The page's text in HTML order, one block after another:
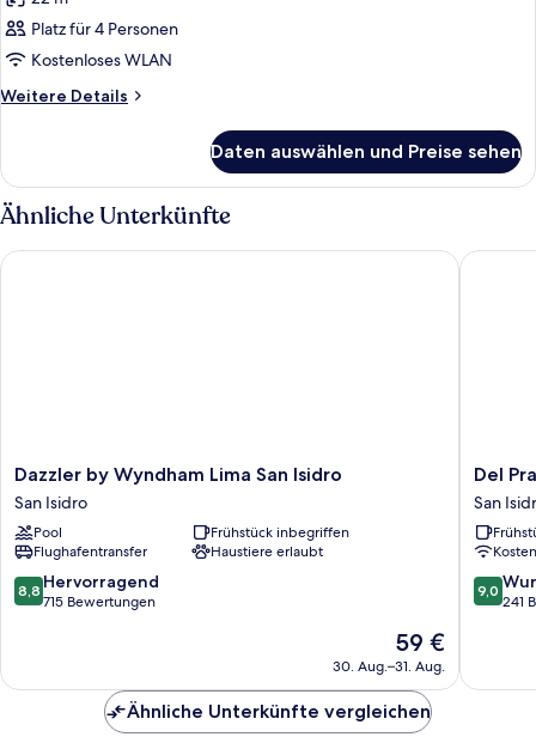
für
Zimmer
anzeigen
Platz für 4 Personen
Kostenloses WLAN
Weitere Details
Weitere
Daten auswählen und Preise sehen
Ähnliche Unterkünfte
Dazzler
by
Wyndham
Lima
San
Isidro
San
Dazzler by Wyndham Lima San Isidro
San Isidro
Pool
Frühstück inbegriffen
Flughafentransfer
Haustiere erlaubt
8.8
von
Bewertungen
8,8 Hervorragend
715 Bewertungen
Der
Preis
beträgt
59 €
59 €
30. Aug.–31. Aug.
Dazzler by Wyndham Lima San Isidro
Del
Prado
Hotel
San
Isidro
Del
San
9.0
von
9,0
241
Del
Ähnliche Unterkünfte vergleichen